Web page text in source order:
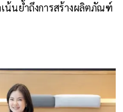
น้นย้ำถึงการสร้างผลิตภัณฑ์